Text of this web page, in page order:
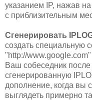
указанием IP, нажав
с приблизительным
Сгенерировать
создать специальную
"http://
Ваш собеседник после
сгенерированную
дополнение, когда вы
выглядеть примерно